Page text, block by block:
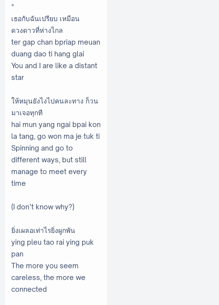
*
เธอกับฉันเปรียบ เหมือน
ดวงดาวที่ห่างไกล
ter gap chan bpriap meuan
duang dao ti hang glai
You and I are like a distant
star
ให้หมุนยังไงไปคนละทาง ก็วน
มาเจอทุกที
hai mun yang ngai bpai kon
la tang, go won ma je tuk ti
Spinning and go to
different ways, but still
manage to meet every
time
(I don’t know why?)
ยิ่งเผลอเท่าไรยิ่งผูกพัน
ying pleu tao rai ying puk
pan
The more you seem
careless, the more we
connected